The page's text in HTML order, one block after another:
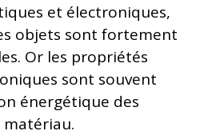
et électroniques,
objets sont fortement
Or les propriétés
sont souvent
énergétique des